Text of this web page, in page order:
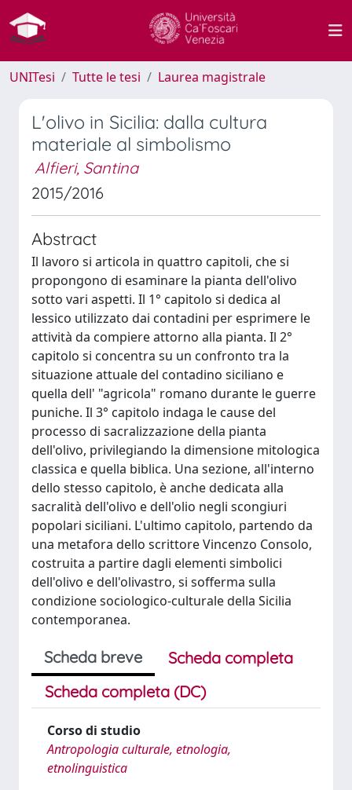
UNITesi Tutte le tesi Laurea magistrale
L'olivo in Sicilia: dalla cultura
materiale al simbolismo
Alfieri, Santina
2015/2016
Abstract
Il lavoro si articola in quattro capitoli, che si
propongono di esaminare la pianta dell'olivo
sotto vari aspetti. Il 1° capitolo si dedica al
lessico utilizzato dai contadini per esprimere le
attività da compiere attorno alla pianta. Il 2°
capitolo si concentra su un confronto tra la
situazione attuale del contadino siciliano e
quella dell' "agricola" romano durante le guerre
puniche. Il 3° capitolo indaga le cause del
processo di sacralizzazione della pianta
dell'olivo, privilegiando la dimensione mitologica
classica e quella biblica. Una sezione, all'interno
dello stesso capitolo, è anche dedicata alla
sacralità dell'olivo e dell'olio negli scongiuri
popolari siciliani. L'ultimo capitolo, partendo da
una metafora dello scrittore Vincenzo Consolo,
costruita a partire dagli elementi simbolici
dell'olivo e dell'olivastro, si sofferma sulla
condizione sociologico-culturale della Sicilia
contemporanea.
Scheda breve
Scheda completa
Scheda completa (DC)
Corso di studio
Antropologia culturale, etnologia,
etnolinguistica